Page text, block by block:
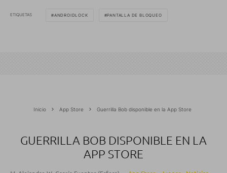
ETIQUETAS ANDROIDLOCK PANTALLA DE BLOQUEO
Inicio App Store Guerrilla Bob disponible en la App Store
GUERRILLA BOB DISPONIBLE EN LA
APP STORE